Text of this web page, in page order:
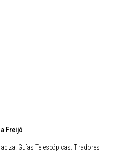
Freijó
Guías Telescópicas. Tiradores